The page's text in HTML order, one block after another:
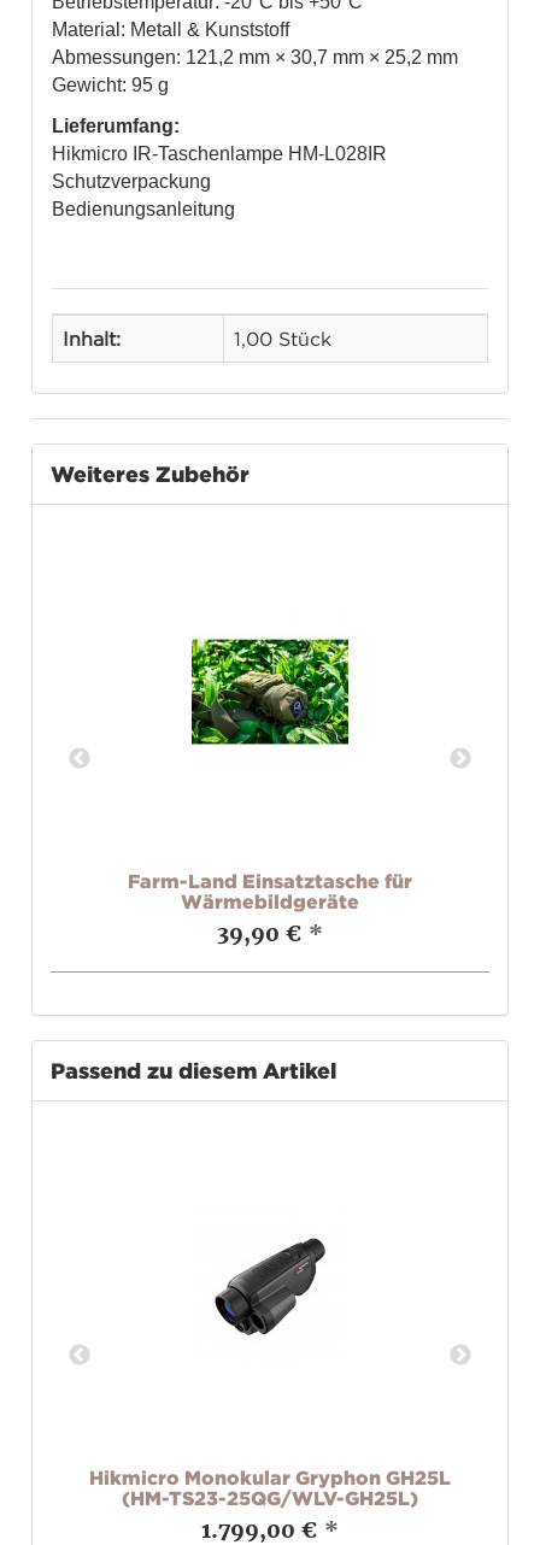
Material: Metall & Kunststoff
Abmessungen: 121,2 mm × 30,7 mm × 25,2 mm
Gewicht: 95 g
Lieferumfang:
Hikmicro IR-Taschenlampe HM-L028IR
Schutzverpackung
Bedienungsanleitung
Inhalt: 1,00 Stück
Weiteres Zubehör
Farm-Land Einsatztasche für
Wärmebildgeräte
39,90 € *
Passend zu diesem Artikel
Hikmicro Monokular Gryphon GH25L
(HM-TS23-25QG/WLV-GH25L)
1.799,00 € *